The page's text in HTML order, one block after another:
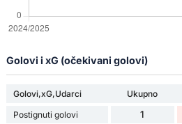
Golovi i xG (očekivani golovi)
Golovi,xG,Udarci Ukupno
Postignuti golovi
1